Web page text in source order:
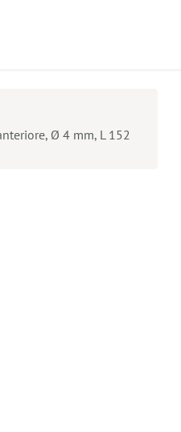
Ø 4 mm, L 152